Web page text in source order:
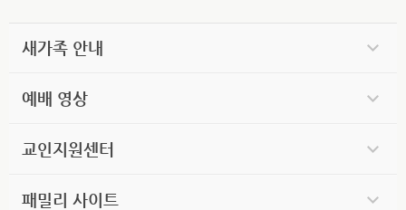
새가족 안내
예배 영상
교인지원센터
패밀리 사이트